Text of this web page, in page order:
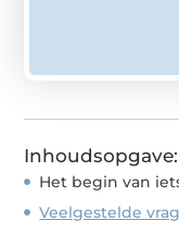
Inhoudsopgave:
Het begin van
Veelgestelde